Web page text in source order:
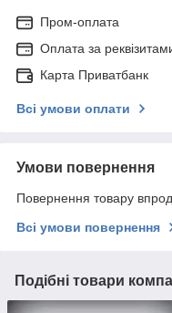
Пром-оплата
Оплата за
Карта Приватбанк
Всі умови оплати
Умови повернення
Повернення товару
Всі умови повернення
Подібні товари